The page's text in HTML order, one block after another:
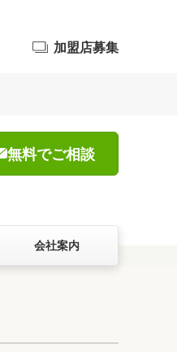
加盟店募集
無料でご相談
会社案内